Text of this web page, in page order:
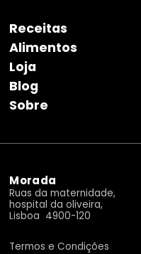
Receitas
Alimentos
Loja
Blog
Sobre
Morada
Ruas da maternidade,
hospital da oliveira,
Lisboa 4900-120
Termos e Condições